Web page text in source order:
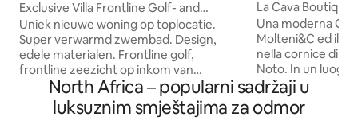
Exclusive Villa Frontline Golf- and
Seaview
Uniek nieuwe woning op toplocatie.
Super verwarmd zwembad. Design,
edele materialen. Frontline golf,
frontline zeezicht op inkom van
Estepona haven. De Cosy Cosita is een
zelf-omheinde villa, op zekere hoogte
gebouwd, geopend naar het zwembad
La Cava Boutique
Una moderna
Molteni&C ed
nella cornice di
Noto. In un luogo incantato, nel cuore di
un’antica cava
estraeva la
i capolavori del
North Africa – popularni sadržaji u
luksuznim smještajima za odmor